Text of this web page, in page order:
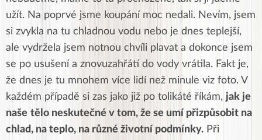
užít. Na poprvé jsme koupání moc nedali. Nevím, jsem
si zvykla na tu chladnou vodu nebo je dnes teplejší,
ale vydržela jsem notnou chvíli plavat a dokonce jsem
se po usušení a znovuzahřátí do vody vrátila. Fakt je,
že dnes je tu mnohem více lidí než minule viz foto. V
každém případě si zas jako již po tolikáté říkám, jak je
naše tělo neskutečné v tom, že se umí přizpůsobit na
chlad, na teplo, na různé životní podmínky. Při